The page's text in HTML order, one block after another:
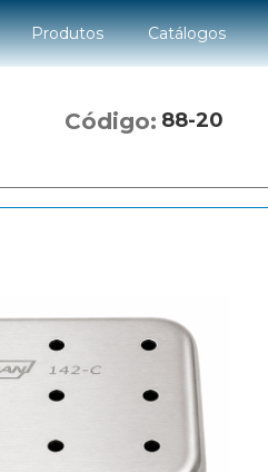
Produtos Catálogos
Código: 88-20